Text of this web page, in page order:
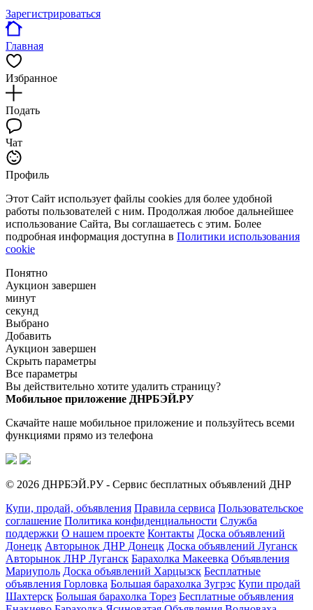
Зарегистрироваться
Главная
Избранное
Подать
Чат
Профиль
Этот Сайт использует файлы cookies для более удобной
работы пользователей с ним. Продолжая любое дальнейшее
использование Сайта, Вы соглашаетесь с этим. Более
подробная информация доступна в Политики использования
cookie
Понятно
Аукцион завершен
минут
секунд
Выбрано
Добавить
Аукцион завершен
Скрыть параметры
Все параметры
Вы действительно хотите удалить страницу?
Мобильное приложение ДНРБЭЙ.РУ
Скачайте наше мобильное приложение и пользуйтесь всеми
функциями прямо из телефона
© 2026 ДНРБЭЙ.РУ - Сервис бесплатных объявлений ДНР
Купи, продай, объявления Правила сервиса Пользовательское
соглашение Политика конфиденциальности Служба
поддержки О нашем проекте Контакты Доска объявлений
Донецк Авторынок ДНР Донецк Доска объявлений Луганск
Авторынок ЛНР Луганск Барахолка Макеевка Объявления
Мариуполь Доска объявлений Харцызск Бесплатные
объявления Горловка Большая барахолка Зугрэс Купи продай
Шахтерск Большая барахолка Торез Бесплатные объявления